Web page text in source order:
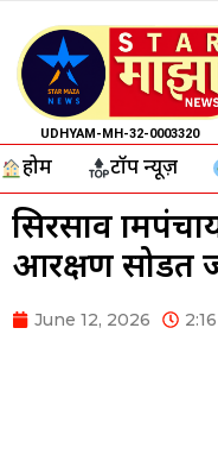
UDHYAM-MH-32-0003320
होम टॉप न्यूज़
सिरसाव
आरक्षण सोडत
June 12, 2026